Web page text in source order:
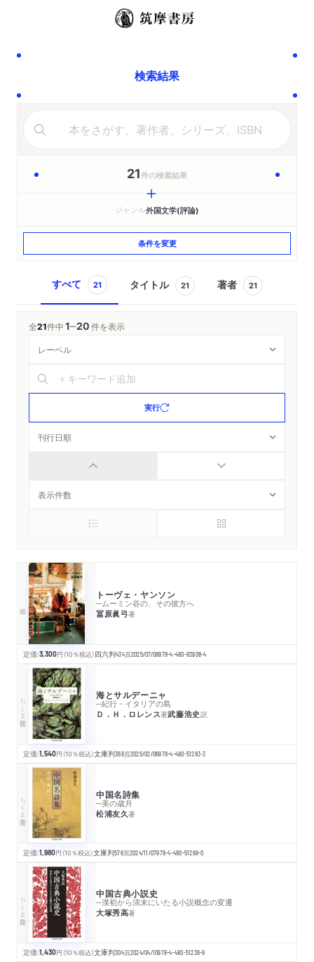
検索結果
21件の検索結果
ジャンル外国文学(評論)
条件を変更
すべて 21 タイトル 21 著者 21
全21件中1─20件を表示
実行
トーヴェ・ヤンソン
─ムーミン谷の、その彼方へ
冨原眞弓著
定価:3,300円 （10％税込）四六判434頁2025/07/08978-4-480-83908-4
ちくま学芸文庫 海とサルデーニャ
─紀行・イタリアの島
Ｄ．Ｈ．ロレンス著武藤浩史訳
定価:1,540円 （10％税込）文庫判368頁2025/02/06978-4-480-51283-3
ちくま学芸文庫 中国名詩集
─美の歳月
松浦友久著
定価:1,980円 （10％税込）文庫判576頁2024/11/07978-4-480-51268-0
ちくま学芸文庫 中国古典小説史
─漢初から清末にいたる小説概念の変遷
大塚秀高著
定価:1,430円 （10％税込）文庫判304頁2024/04/10978-4-480-51236-9